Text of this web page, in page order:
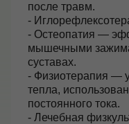
после травм.
-
- Остеопатия —
мышечными
суставах.
- Физиотерапия —
тепла,
постоянного тока.
- Лечебная